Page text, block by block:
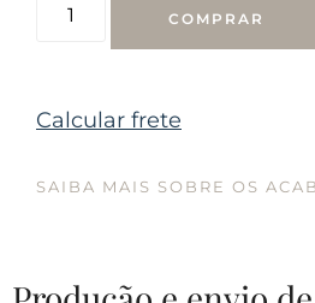
COMPRAR
Calcular frete
SAIBA MAIS SOBRE OS